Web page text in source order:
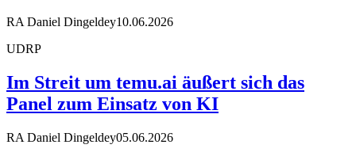
RA Daniel Dingeldey10.06.2026
UDRP
Im Streit um temu.ai äußert sich das
Panel zum Einsatz von KI
RA Daniel Dingeldey05.06.2026